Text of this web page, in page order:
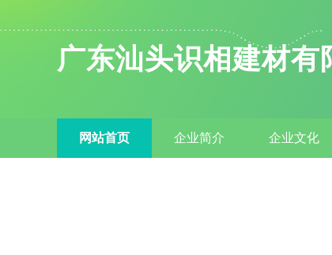
广东汕头识相建材有
网站首页 企业简介 企业文化